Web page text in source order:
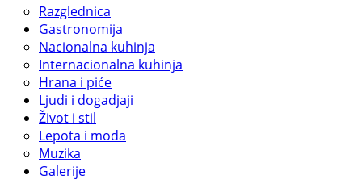
Razglednica
Gastronomija
Nacionalna kuhinja
Internacionalna kuhinja
Hrana i piće
Ljudi i dogadjaji
Život i stil
Lepota i moda
Muzika
Galerije